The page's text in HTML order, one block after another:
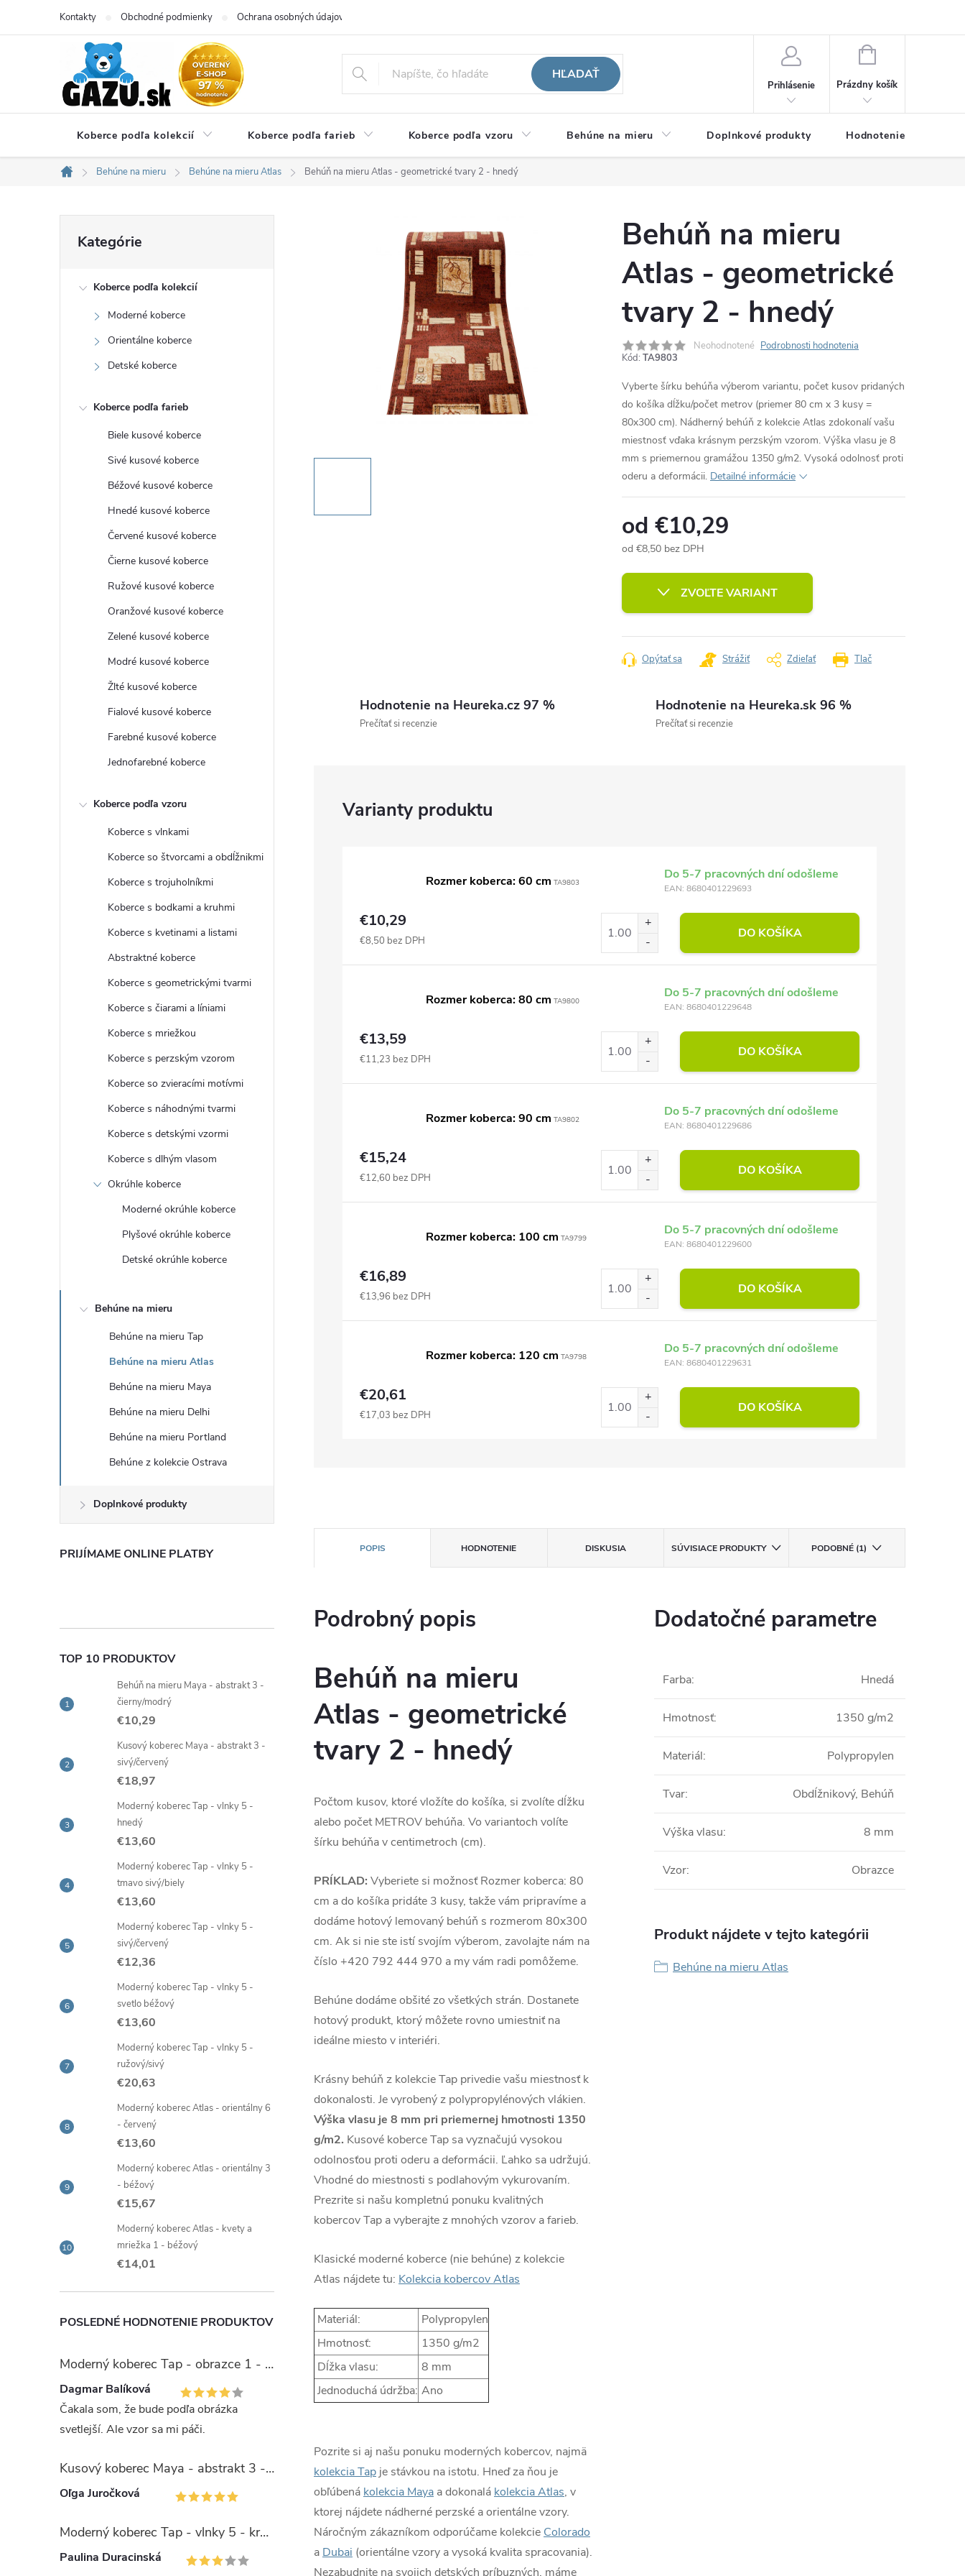
Kontakty Obchodné podmienky Ochrana osobných údajov
HĽADAŤ
Prihlásenie
NÁKUPNÝ
Prázdny košík
Koberce podľa kolekcií Koberce podľa farieb Koberce podľa vzoru Behúne na mieru Doplnkové produkty Hodnotenie obchodu
Domov
Behúne na mieru Behúne na mieru Atlas Behúň na mieru Atlas - geometrické tvary 2 - hnedý
kategórie
Kategórie
Koberce podľa kolekcií
Moderné koberce
Orientálne koberce
Detské koberce
Koberce podľa farieb
Biele kusové koberce
Sivé kusové koberce
Béžové kusové koberce
Hnedé kusové koberce
Červené kusové koberce
Čierne kusové koberce
Ružové kusové koberce
Oranžové kusové koberce
Zelené kusové koberce
Modré kusové koberce
Žlté kusové koberce
Fialové kusové koberce
Farebné kusové koberce
Jednofarebné koberce
Koberce podľa vzoru
Koberce s vlnkami
Koberce so štvorcami a obdĺžnikmi
Koberce s trojuholníkmi
Koberce s bodkami a kruhmi
Koberce s kvetinami a listami
Abstraktné koberce
Koberce s geometrickými tvarmi
Koberce s čiarami a líniami
Koberce s mriežkou
Koberce s perzským vzorom
Koberce so zvieracími motívmi
Koberce s náhodnými tvarmi
Koberce s detskými vzormi
Koberce s dlhým vlasom
Okrúhle koberce
Moderné okrúhle koberce
Plyšové okrúhle koberce
Detské okrúhle koberce
Behúne na mieru
Behúne na mieru Tap
Behúne na mieru Atlas
Behúne na mieru Maya
Behúne na mieru Delhi
Behúne na mieru Portland
Behúne z kolekcie Ostrava
Doplnkové produkty
PRIJÍMAME ONLINE PLATBY
TOP 10 PRODUKTOV
Behúň na mieru Maya - abstrakt 3 -
čierny/modrý
€10,29
Kusový koberec Maya - abstrakt 3 -
sivý/červený
€18,97
Moderný koberec Tap - vlnky 5 -
hnedý
€13,60
Moderný koberec Tap - vlnky 5 -
tmavo sivý/biely
€13,60
Moderný koberec Tap - vlnky 5 -
sivý/červený
€12,36
Moderný koberec Tap - vlnky 5 -
svetlo béžový
€13,60
Moderný koberec Tap - vlnky 5 -
ružový/sivý
€20,63
Moderný koberec Atlas - orientálny 6
- červený
€13,60
Moderný koberec Atlas - orientálny 3
- béžový
€15,67
Moderný koberec Atlas - kvety a
mriežka 1 - béžový
€14,01
POSLEDNÉ HODNOTENIE PRODUKTOV
Moderný koberec Tap - obrazce 1 - sivý
Dagmar Balíková
Čakala som, že bude podľa obrázka
svetlejší. Ale vzor sa mi páči.
Kusový koberec Maya - abstrakt 3 - čierny/žltý
Oľga Juročková
Moderný koberec Tap - vlnky 5 - krémový/zelený
Paulina Duracinská
Behúň na mieru
Atlas - geometrické
tvary 2 - hnedý
Neohodnotené Podrobnosti hodnotenia
Kód: TA9803
Vyberte šírku behúňa výberom variantu, počet kusov pridaných
do košíka dĺžku/počet metrov (priemer 80 cm x 3 kusy =
80x300 cm). Nádherný behúň z kolekcie Atlas zdokonalí vašu
miestnosť vďaka krásnym perzským vzorom. Výška vlasu je 8
mm s priemernou gramážou 1350 g/m2. Vysoká odolnosť proti
oderu a deformácii. Detailné informácie
od €10,29
od €8,50 bez DPH
cena:
ZVOĽTE VARIANT
Tlač
Opýtať sa Strážiť Zdieľať
Hodnotenie na Heureka.cz 97 %
Prečítať si recenzie
Hodnotenie na Heureka.sk 96 %
Prečítať si recenzie
Rozmer koberca: 60 cm TA9803
Do 5-7 pracovných dní odošleme
EAN: 8680401229693
€10,29
€8,50 bez DPH DO KOŠÍKA
Rozmer koberca: 80 cm TA9800
Do 5-7 pracovných dní odošleme
EAN: 8680401229648
€13,59
€11,23 bez DPH DO KOŠÍKA
Rozmer koberca: 90 cm TA9802
Do 5-7 pracovných dní odošleme
EAN: 8680401229686
€15,24
€12,60 bez DPH DO KOŠÍKA
Rozmer koberca: 100 cm TA9799
Do 5-7 pracovných dní odošleme
EAN: 8680401229600
€16,89
€13,96 bez DPH DO KOŠÍKA
Rozmer koberca: 120 cm TA9798
Do 5-7 pracovných dní odošleme
EAN: 8680401229631
€20,61
€17,03 bez DPH DO KOŠÍKA
POPIS HODNOTENIE DISKUSIA SÚVISIACE PRODUKTY PODOBNÉ (1)
Podrobný popis
Behúň na mieru
Atlas - geometrické
tvary 2 - hnedý
Počtom kusov, ktoré vložíte do košíka, si zvolíte dĺžku
alebo počet METROV behúňa. Vo variantoch volíte
šírku behúňa v centimetroch (cm).
PRÍKLAD: Vyberiete si možnosť Rozmer koberca: 80
cm a do košíka pridáte 3 kusy, takže vám pripravíme a
dodáme hotový lemovaný behúň s rozmerom 80x300
cm. Ak si nie ste istí svojím výberom, zavolajte nám na
číslo +420 792 444 970 a my vám radi pomôžeme.
Behúne dodáme obšité zo všetkých strán. Dostanete
hotový produkt, ktorý môžete rovno umiestniť na
ideálne miesto v interiéri.
Krásny behúň z kolekcie Tap privedie vašu miestnosť k
dokonalosti. Je vyrobený z polypropylénových vlákien.
Výška vlasu je 8 mm pri priemernej hmotnosti 1350
g/m2. Kusové koberce Tap sa vyznačujú vysokou
odolnosťou proti oderu a deformácii. Ľahko sa udržujú.
Vhodné do miestnosti s podlahovým vykurovaním.
Prezrite si našu kompletnú ponuku kvalitných
kobercov Tap a vyberajte z mnohých vzorov a farieb.
Klasické moderné koberce (nie behúne) z kolekcie
Atlas nájdete tu: Kolekcia kobercov Atlas
Materiál:
Polypropylen
Hmotnosť:
1350 g/m2
Dĺžka vlasu:
8 mm
Jednoduchá údržba: Ano
Pozrite si aj našu ponuku moderných kobercov, najmä
kolekcia Tap je stávkou na istotu. Hneď za ňou je
obľúbená kolekcia Maya a dokonalá kolekcia Atlas, v
ktorej nájdete nádherné perzské a orientálne vzory.
Náročným zákazníkom odporúčame kolekcie Colorado
a Dubai (orientálne vzory a vysoká kvalita spracovania).
Nezabudnite na svojich detských príbuzných, máme
Dodatočné parametre
Farba: Hnedá
Hmotnosť: 1350 g/m2
Materiál: Polypropylen
Tvar: Obdĺžnikový, Behúň
Výška vlasu: 8 mm
Vzor: Obrazce
Produkt nájdete v tejto kategórii
Behúne na mieru Atlas